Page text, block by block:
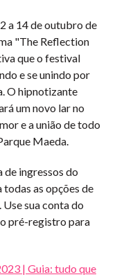
a 14 de outubro de
"The Reflection
que o festival
e se unindo por
O hipnotizante
um novo lar no
e a união de todo
Maeda.
de ingressos do
as opções de
. Use sua conta do
pré-registro para
| Guia: tudo que